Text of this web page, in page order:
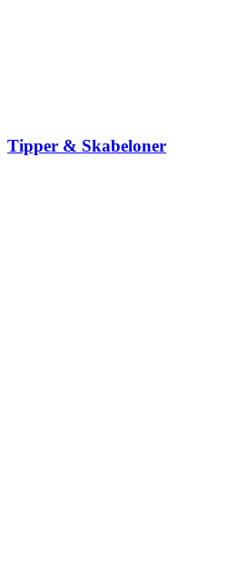
Tipper & Skabeloner